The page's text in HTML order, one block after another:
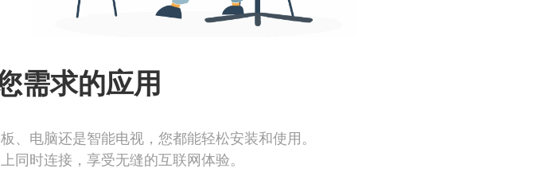
需求的应用
、电脑还是智能电视，您都能轻松安装和使用。
同时连接，享受无缝的互联网体验。